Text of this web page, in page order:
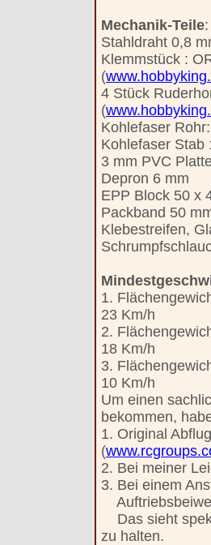
Mechanik-Teile:
Stahldraht 0,8
Klemmstück :
(
4 Stück
(
Kohlefaser
Kohlefaser Stab
3 mm PVC
Depron 6 mm
EPP Block 50 x
Packband 50
Klebestreifen,
1.
23 Km/h
2.
18 Km/h
3.
10 Km/h
Um einen
bekommen,
1. Original
(
2. Bei meiner
3. Bei einem
Das sieht
zu halten.